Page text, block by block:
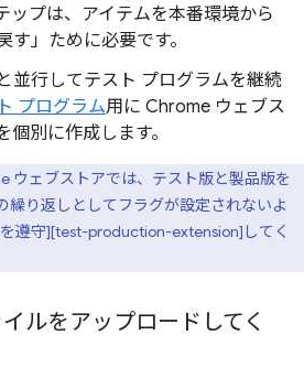
ップは、アイテムを本番環境から
す」ために必要です。
並行してテスト プログラムを継続
プログラム用に Chrome ウェブス
個別に作成します。
ウェブストアでは、テスト版と製品版を
繰り返しとしてフラグが設定されないよ
遵守][test-production-extension]してく
ルをアップロードしてく